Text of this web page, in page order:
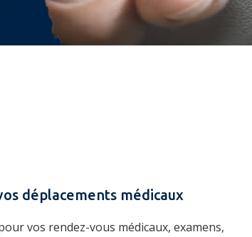
déplacements médicaux
vos rendez-vous médicaux, examens,